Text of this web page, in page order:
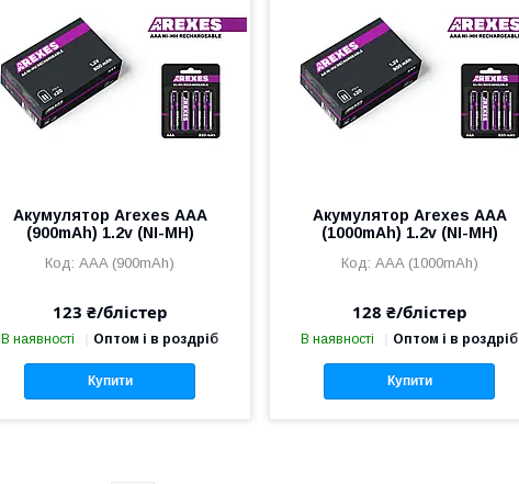
Акумулятор Arexes ААА
(900mAh) 1.2v (NI-MH)
AAA (900mAh)
123 ₴/блістер
В наявності Оптом і в роздріб
Купити
Акумулятор Arexes ААА
(1000mAh) 1.2v (NI-MH)
AAA (1000mAh)
128 ₴/блістер
В наявності Оптом і в роздріб
Купити